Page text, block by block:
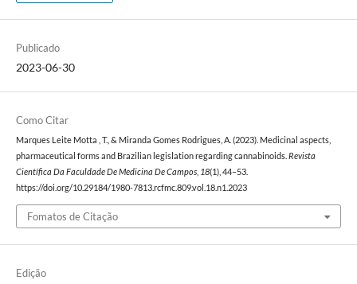
Publicado
2023-06-30
Como Citar
Marques Leite Motta , T., & Miranda Gomes Rodrigues, A. (2023). Medicinal aspects,
pharmaceutical forms and Brazilian legislation regarding cannabinoids. Revista
Científica Da Faculdade De Medicina De Campos, 18(1), 44–53.
https://doi.org/10.29184/1980-7813.rcfmc.809.vol.18.n1.2023
Fomatos de Citação
Edição